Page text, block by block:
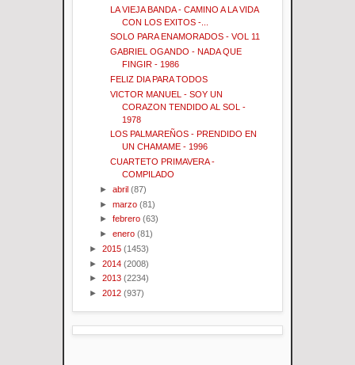
LA VIEJA BANDA - CAMINO A LA VIDA
CON LOS EXITOS -...
SOLO PARA ENAMORADOS - VOL 11
GABRIEL OGANDO - NADA QUE
FINGIR - 1986
FELIZ DIA PARA TODOS
VICTOR MANUEL - SOY UN
CORAZON TENDIDO AL SOL -
1978
LOS PALMAREÑOS - PRENDIDO EN
UN CHAMAME - 1996
CUARTETO PRIMAVERA -
COMPILADO
►abril (87)
►marzo (81)
►febrero (63)
►enero (81)
► 2015 (1453)
► 2014 (2008)
► 2013 (2234)
► 2012 (937)